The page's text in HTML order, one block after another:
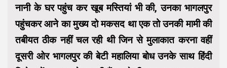
नानी के घर पहुंच कर खूब मस्तियां भी की, उनका भागलपुर
पहुंचकर आने का मुख्य दो मकसद था एक तो उनकी मामी की
तबीयत ठीक नहीं चल रही थी जिन से मुलाकात करना वहीं
दूसरी ओर भागलपुर की बेटी महालिया बोध उनके साथ हिंदी